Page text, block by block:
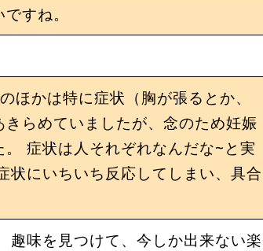
すね。
ほかは特に症状（胸が張るとか、
らめていましたが、念のため妊娠
症状は人それぞれなんだな~と実
状にいちいち反応してしまい、具合
趣味を見つけて、今しか出来ない楽